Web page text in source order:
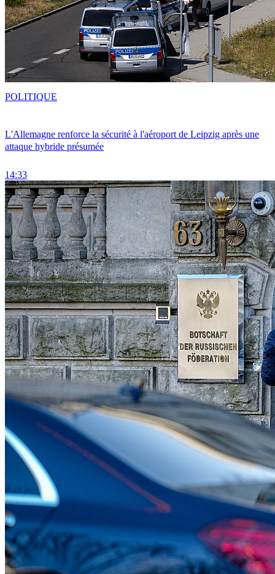
L'Allemagne renforce la sécurité à l'aéroport de Leipzig après une
attaque hybride présumée
14:33
POLITIQUE